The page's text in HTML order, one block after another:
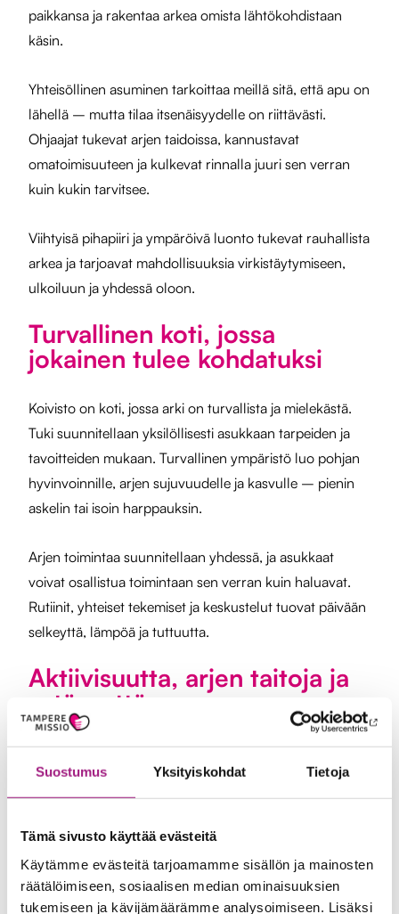
Suostumus Yksityiskohdat Tietoja
Tämä sivusto käyttää evästeitä
Käytämme evästeitä tarjoamamme sisällön ja mainosten
räätälöimiseen, sosiaalisen median ominaisuuksien
tukemiseen ja kävijämäärämme analysoimiseen. Lisäksi
paikkansa ja rakentaa arkea omista lähtökohdistaan
käsin.
Yhteisöllinen asuminen tarkoittaa meillä sitä, että apu on
lähellä – mutta tilaa itsenäisyydelle on riittävästi.
Ohjaajat tukevat arjen taidoissa, kannustavat
omatoimisuuteen ja kulkevat rinnalla juuri sen verran
kuin kukin tarvitsee.
Viihtyisä pihapiiri ja ympäröivä luonto tukevat rauhallista
arkea ja tarjoavat mahdollisuuksia virkistäytymiseen,
ulkoiluun ja yhdessä oloon.
Turvallinen koti, jossa
jokainen tulee kohdatuksi
Koivisto on koti, jossa arki on turvallista ja mielekästä.
Tuki suunnitellaan yksilöllisesti asukkaan tarpeiden ja
tavoitteiden mukaan. Turvallinen ympäristö luo pohjan
hyvinvoinnille, arjen sujuvuudelle ja kasvulle – pienin
askelin tai isoin harppauksin.
Arjen toimintaa suunnitellaan yhdessä, ja asukkaat
voivat osallistua toimintaan sen verran kuin haluavat.
Rutiinit, yhteiset tekemiset ja keskustelut tuovat päivään
selkeyttä, lämpöä ja tuttuutta.
Aktiivisuutta, arjen taitoja ja
ystävyyttä
Koivistossa on tärkeää, että jokainen asukas voi kokea
olevansa aktiivinen toimija omassa elämässään.
Kannustamme osallistumaan, tuomaan esiin omia
ajatuksia ja vaikuttamaan yhteiseen arkeen.
Yhteisössä on mahdollisuus oppia uutta, vahvistaa
sosiaalisia taitoja ja löytää mielekästä tekemistä.